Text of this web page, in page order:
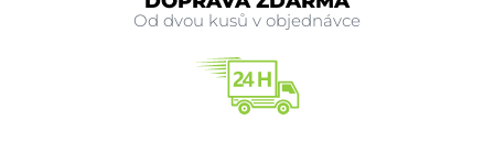
Od dvou kusů v objednávce